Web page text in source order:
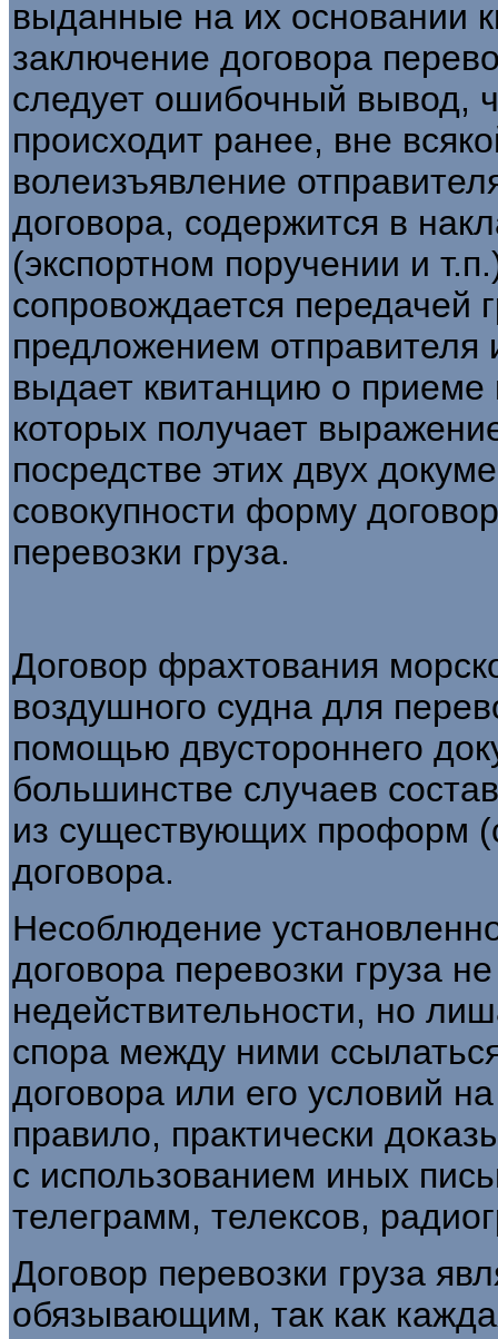
выданные на их основании
заключение договора
следует ошибочный вывод,
происходит ранее, вне
волеизъявление
договора, содержится в
(экспортном поручении и
сопровождается передачей
предложением отправителя
выдает квитанцию о приеме
которых получает
посредстве этих двух
совокупности форму
перевозки груза.
Договор фрахтования
воздушного судна для
помощью двустороннего
большинстве случаев
из существующих проформ
договора.
Несоблюдение
договора перевозки груза
недействительности, но
спора между ними
договора или его условий
правило, практически
с использованием иных
телеграмм, телексов,
Договор перевозки груза
обязывающим, так как